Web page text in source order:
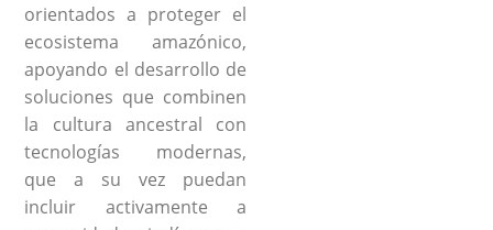
orientados a proteger el
ecosistema amazónico,
apoyando el desarrollo de
soluciones que combinen
la cultura ancestral con
tecnologías modernas,
que a su vez puedan
incluir activamente a